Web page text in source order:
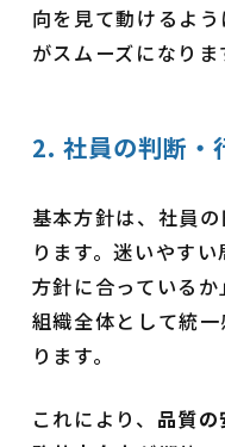
向を見て動けるよ
がスムーズになりま
2. 社員の判断・
基本方針は、社員
ります。迷いやす
方針に合っているか
組織全体として統
ります。
これにより、 品質